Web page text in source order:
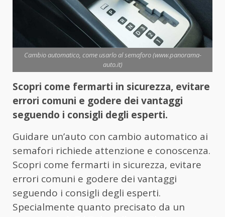
Cambio automatico, come usarlo al semaforo (www.panorama-
auto.it)
Scopri come fermarti in sicurezza, evitare
errori comuni e godere dei vantaggi
seguendo i consigli degli esperti.
Guidare un’auto con cambio automatico ai
semafori richiede attenzione e conoscenza.
Scopri come fermarti in sicurezza, evitare
errori comuni e godere dei vantaggi
seguendo i consigli degli esperti.
Specialmente quanto precisato da un